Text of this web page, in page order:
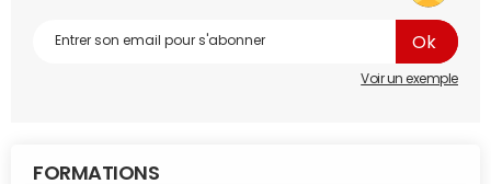
Voir un exemple
FORMATIONS